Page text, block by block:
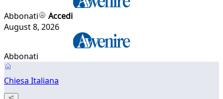
Abbonati
Accedi
August 8, 2026
Abbonati
Chiesa Italiana